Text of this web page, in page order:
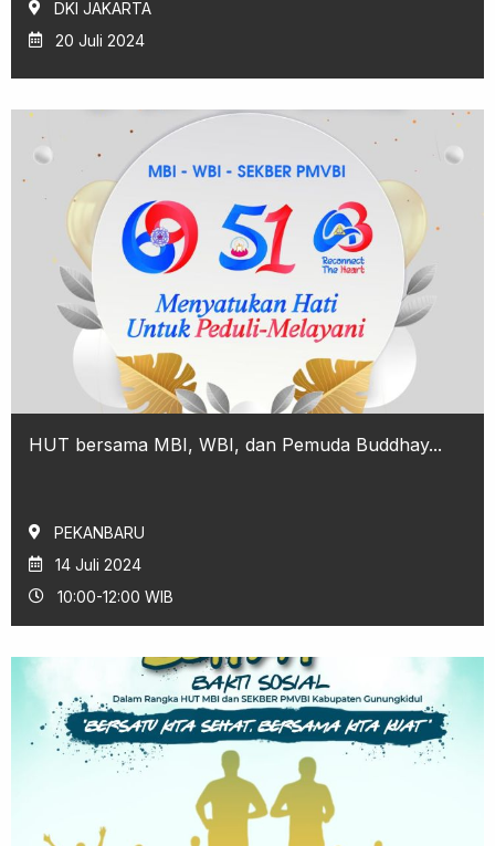
DKI JAKARTA
20 Juli 2024
HUT bersama MBI, WBI, dan Pemuda Buddhay...
PEKANBARU
14 Juli 2024
10:00-12:00 WIB